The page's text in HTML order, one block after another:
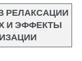
РЕЛАКСАЦИИ
И ЭФФЕКТЫ